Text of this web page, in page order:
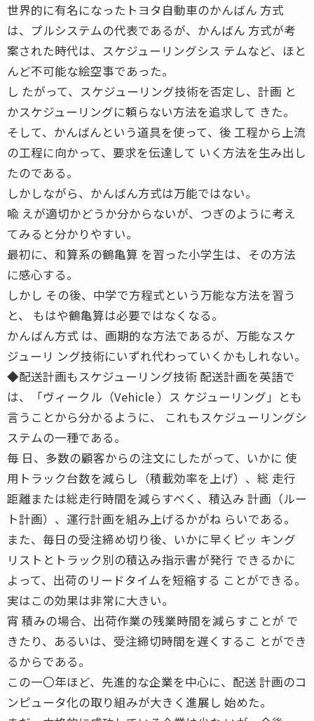
世界的に有名になったトヨタ自動車のかんばん 方式
は、プルシステムの代表であるが、かんばん 方式が考
案された時代は、スケジューリングシス テムなど、ほと
んど不可能な絵空事であった。
し たがって、スケジューリング技術を否定し、計画 と
かスケジューリングに頼らない方法を追求して きた。
そして、かんばんという道具を使って、後 工程から上流
の工程に向かって、要求を伝達して いく方法を生み出し
たのである。
しかしながら、かんばん方式は万能ではない。
喩 えが適切かどうか分からないが、つぎのように考え
てみると分かりやすい。
最初に、和算系の鶴亀算 を習った小学生は、その方法
に感心する。
しかし その後、中学で方程式という万能な方法を習う
と、 もはや鶴亀算は必要ではなくなる。
かんばん方式 は、画期的な方法であるが、万能なスケ
ジューリ ング技術にいずれ代わっていくかもしれない。
◆配送計画もスケジューリング技術 配送計画を英語で
は、「ヴィークル（Vehicle ）ス ケジューリング」とも
言うことから分かるように、 これもスケジューリングシ
ステムの一種である。
毎 日、多数の顧客からの注文にしたがって、いかに 使
用トラック台数を減らし（積載効率を上げ）、総 走行
距離または総走行時間を減らすべく、積込み 計画（ルー
ト計画）、運行計画を組み上げるかがね らいである。
また、毎日の受注締め切り後、いかに早くピッ キング
リストとトラック別の積込み指示書が発行 できるかに
よって、出荷のリードタイムを短縮する ことができる。
実はこの効果は非常に大きい。
宵 積みの場合、出荷作業の残業時間を減らすことが で
きたり、あるいは、受注締切時間を遅くするこ とができ
るからである。
この一〇年ほど、先進的な企業を中心に、配送 計画のコ
ンピュータ化の取り組みが大きく進展し 始めた。